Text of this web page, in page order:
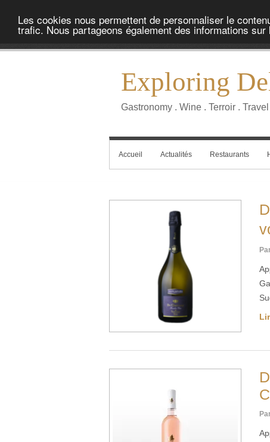
Les cookies nous permettent de personnaliser le
trafic. Nous partageons également des informations
Exploring
Gastronomy . Wine . Terroir . Travel
Accueil Actualités Restaurants